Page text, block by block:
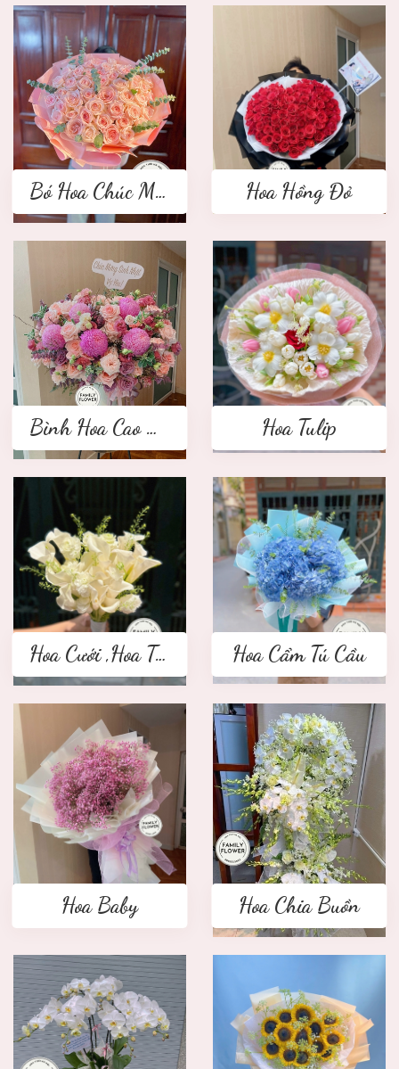
Bó Hoa Chúc Mừng Hoa Hồng Đỏ
Bình Hoa Cao Cấp Hoa Tulip
Hoa Cưới ,Hoa Tay Cầm Cô Dâu Hoa Cẩm Tú Cầu
Hoa Baby Hoa Chia Buồn